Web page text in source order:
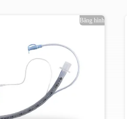
Băng hình